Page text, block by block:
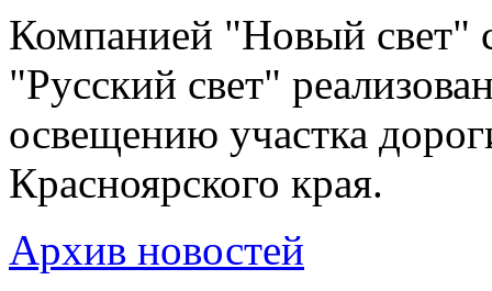
Компанией "Новый свет"
"Русский свет"
освещению участка
Красноярского края.
Архив новостей